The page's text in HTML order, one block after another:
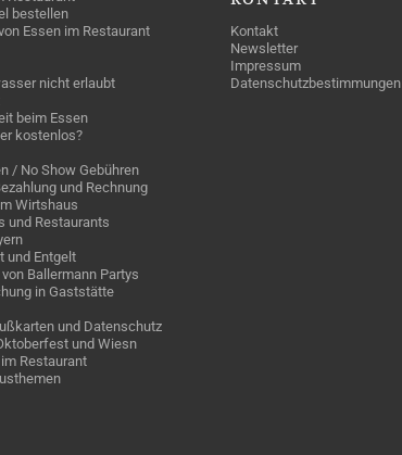
bestellen
Essen im Restaurant
nicht erlaubt
beim Essen
kostenlos?
/ No Show Gebühren
und Rechnung
Wirtshaus
und Restaurants
und Entgelt
Ballermann Partys
in Gaststätte
und Datenschutz
und Wiesn
Restaurant
Kontakt
Newsletter
Impressum
Datenschutzbestimmungen